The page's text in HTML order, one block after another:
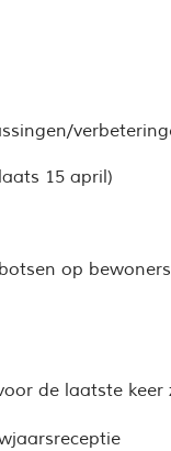
15 april)
op
de laatste